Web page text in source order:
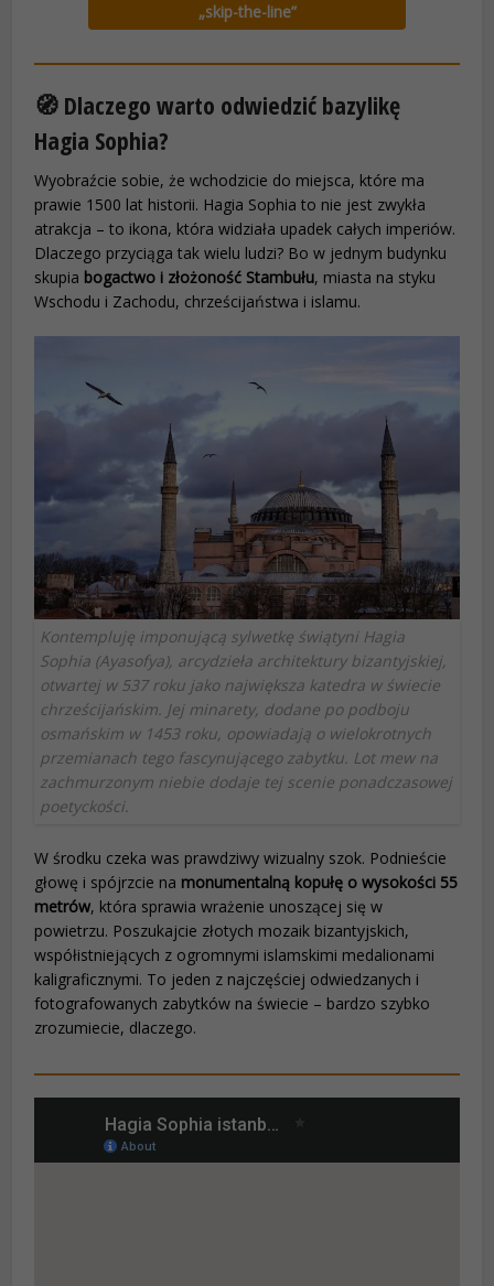
„skip-the-line”
🧭 Dlaczego warto odwiedzić bazylikę
Hagia Sophia?
Wyobraźcie sobie, że wchodzicie do miejsca, które ma
prawie 1500 lat historii. Hagia Sophia to nie jest zwykła
atrakcja – to ikona, która widziała upadek całych imperiów.
Dlaczego przyciąga tak wielu ludzi? Bo w jednym budynku
skupia bogactwo i złożoność Stambułu, miasta na styku
Wschodu i Zachodu, chrześcijaństwa i islamu.
Kontempluję imponującą sylwetkę świątyni Hagia
Sophia (Ayasofya), arcydzieła architektury bizantyjskiej,
otwartej w 537 roku jako największa katedra w świecie
chrześcijańskim. Jej minarety, dodane po podboju
osmańskim w 1453 roku, opowiadają o wielokrotnych
przemianach tego fascynującego zabytku. Lot mew na
zachmurzonym niebie dodaje tej scenie ponadczasowej
poetyckości.
W środku czeka was prawdziwy wizualny szok. Podnieście
głowę i spójrzcie na monumentalną kopułę o wysokości 55
metrów, która sprawia wrażenie unoszącej się w
powietrzu. Poszukajcie złotych mozaik bizantyjskich,
współistniejących z ogromnymi islamskimi medalionami
kaligraficznymi. To jeden z najczęściej odwiedzanych i
fotografowanych zabytków na świecie – bardzo szybko
zrozumiecie, dlaczego.